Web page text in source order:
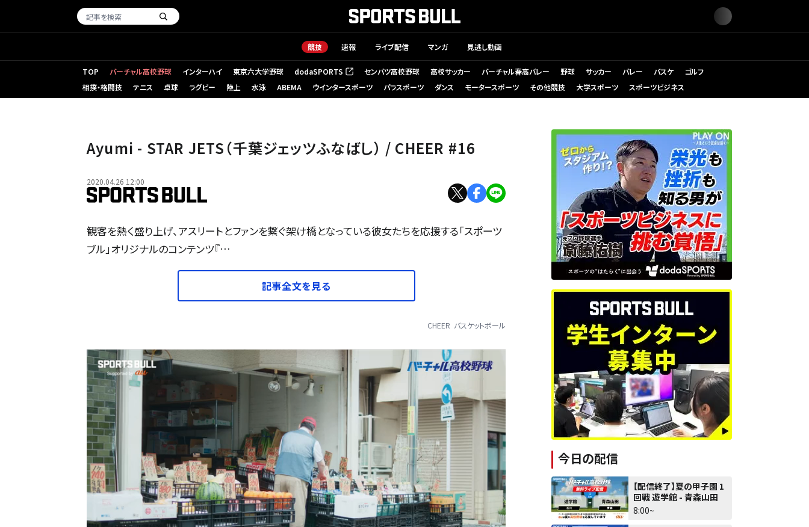
競技 速報 ライブ配信 マンガ 見逃し動画
TOP バーチャル高校野球 インターハイ 東京六大学野球 dodaSPORTS
（新しいタブで開く） センバツ高校野球 高校サッカー バーチャル春高バレー 野球 サッカー バレー バスケ
ゴルフ
相撲・格闘技
テニス 卓球 ラグビー 陸上 水泳 ABEMA ウインタースポーツ パラスポーツ ダンス モータースポーツ その他競技 大学スポーツ スポーツビジネス
Ayumi - STAR JETS（千葉ジェッツふなばし） / CHEER #16
2020.04.26 12:00
観客を熱く盛り上げ、アスリートとファンを繋ぐ架け橋となっている彼女たちを応援する「スポーツ
ブル」オリジナルのコンテンツ『…
記事全文を見る
CHEER バスケットボール
今日の配信
【配信終了】夏の甲子園 1
回戦 遊学館 - 青森山田
8:00~